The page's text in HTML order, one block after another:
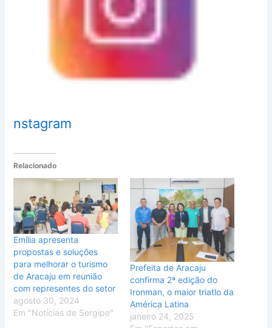
nstagram
Relacionado
Emília apresenta
propostas e soluções
para melhorar o turismo
de Aracaju em reunião
com representes do setor
agosto 30, 2024
Em "Notícias de Sergipe"
Prefeita de Aracaju
confirma 2ª edição do
Ironman, o maior triatlo da
América Latina
janeiro 24, 2025